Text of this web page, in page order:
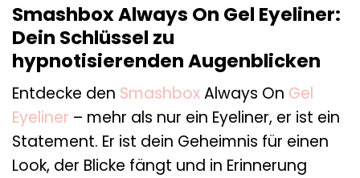
Smashbox Always On Gel Eyeliner:
Dein Schlüssel zu
hypnotisierenden Augenblicken
Entdecke den SmashboxAlways On Gel
Eyeliner – mehr als nur ein Eyeliner, er ist ein
Statement. Er ist dein Geheimnis für einen
Look, der Blicke fängt und in Erinnerung